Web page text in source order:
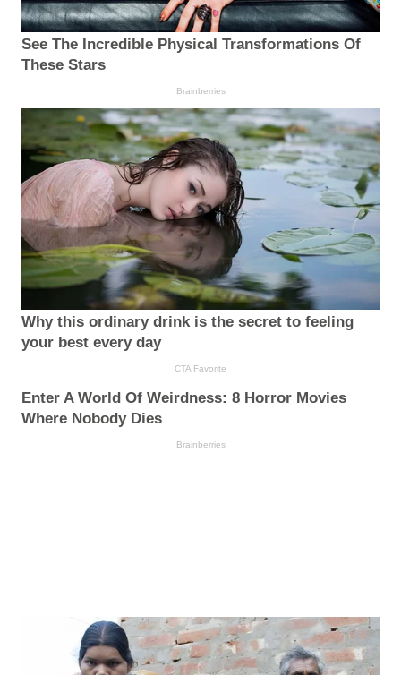
See The Incredible Physical Transformations Of
These Stars
Brainberries
Why this ordinary drink is the secret to feeling
your best every day
CTA Favorite
Enter A World Of Weirdness: 8 Horror Movies
Where Nobody Dies
Brainberries